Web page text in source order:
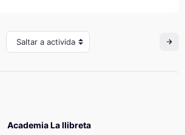
Saltar a actividad
Academia La llibreta